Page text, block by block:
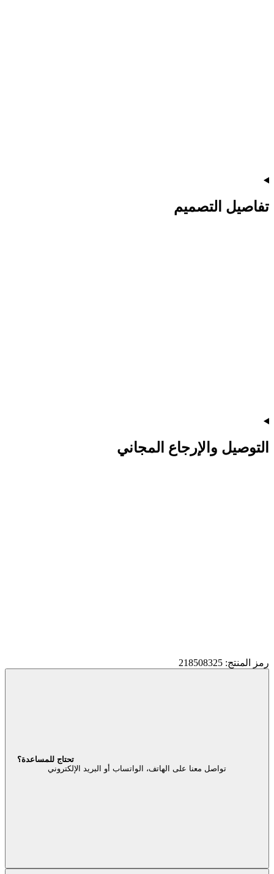
تفاصيل التصميم
التوصيل والإرجاع المجاني
رمز المنتج: 218508325
تحتاج للمساعدة؟
تواصل معنا على الهاتف، الواتساب أو البريد الإلكتروني